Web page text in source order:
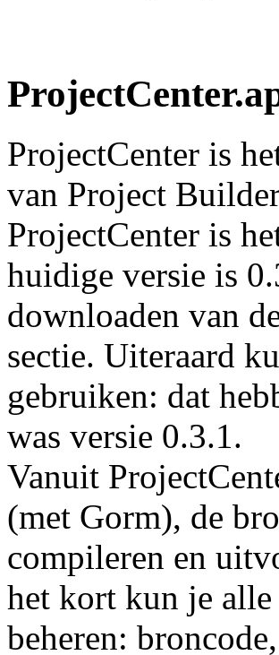
ProjectCenter is
van Project
ProjectCenter is
huidige versie is
downloaden van
sectie. Uiteraard
gebruiken: dat
was versie 0.3.1.
Vanuit
(met Gorm), de
compileren en
het kort kun je
beheren: